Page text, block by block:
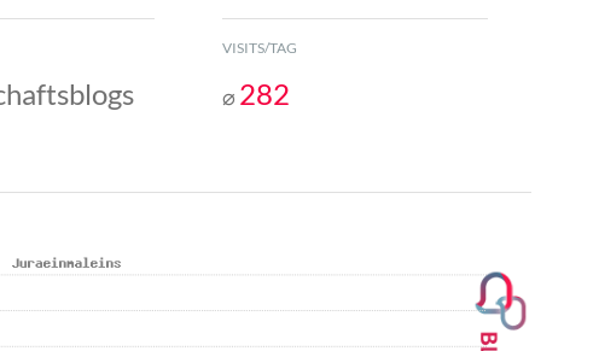
VISITS/TAG
⌀ 282